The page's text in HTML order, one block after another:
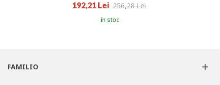
192,21 Lei 256,28 Lei
in stoc
FAMILIO